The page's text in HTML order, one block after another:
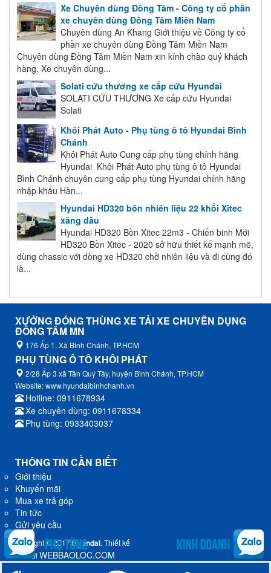
Xe Chuyên dùng Đồng Tâm - Công ty cổ phần
xe chuyên dùng Đồng Tâm Miền Nam
Chuyên dùng An Khang Giới thiệu về Công ty cổ
phần xe chuyên dùng Đồng Tâm Miền Nam
Chuyên dùng Đồng Tâm Miền Nam xin kính chào quý khách
hàng. Xe chuyên dùng...
Solati cứu thương xe cấp cứu Hyundai
SOLATI CỨU THƯƠNG Xe cấp cứu Hyundai
Solati
Khôi Phát Auto - Phụ tùng ô tô Hyundai Bình
Chánh
Khôi Phát Auto Cung cấp phụ tùng chính hãng
Hyundai Khôi Phát Auto phụ tùng ô tô Hyundai
Bình Chánh chuyên cung cấp phụ tùng Hyundai chính hãng
nhập khẩu Hàn...
Hyundai HD320 bồn nhiên liệu 22 khối Xitec
xăng dầu
Hyundai HD320 Bồn Xitec 22m3 - Chiến binh Mới
HD320 Bồn Xitec - 2020 sở hữu thiết kế mạnh mẽ,
dùng chassic với dòng xe HD320 chở nhiên liệu và đi cùng đó
là...
XƯỞNG ĐÓNG THÙNG XE TẢI XE CHUYÊN DỤNG
ĐỒNG TÂM MN
176 Ấp 1, Xã Bình Chánh, TP.HCM
PHỤ TÙNG Ô TÔ KHÔI PHÁT
2/28 Ấp 3 xã Tân Quý Tây, huyện Bình Chánh, TP.HCM
Website: www.hyundaibinhchanh.vn
Hotline: 0911678934
Xe chuyên dùng: 0911678334
Phụ tùng: 0933403037
THÔNG TIN CẦN BIẾT
Giới thiệu
Khuyến mãi
Mua xe trả góp
Tin tức
Gửi yêu cầu
Copyright © 2017Hyundai. Thiết kế
bởi WEBBAOLOC.COM